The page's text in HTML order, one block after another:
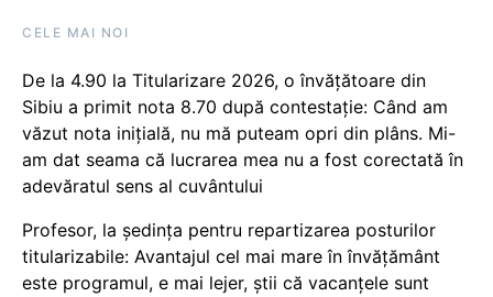
CELE MAI NOI
De la 4.90 la Titularizare 2026, o învățătoare din
Sibiu a primit nota 8.70 după contestație: Când am
văzut nota inițială, nu mă puteam opri din plâns. Mi-
am dat seama că lucrarea mea nu a fost corectată în
adevăratul sens al cuvântului
Profesor, la ședința pentru repartizarea posturilor
titularizabile: Avantajul cel mai mare în învățământ
este programul, e mai lejer, știi că vacanțele sunt